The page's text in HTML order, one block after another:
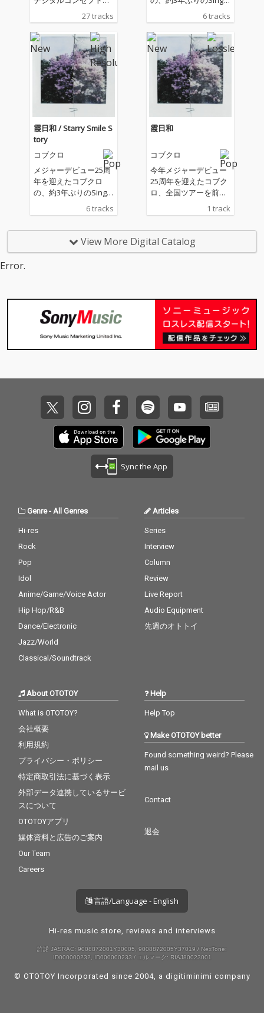
ルバム『―花たちの詩
―KOBUKURO Concept
Album』
27 tracks
リリースは、Double A
-Side Single。 全国ツ
アーを前に制作された
新曲「霞日和」は、大
切な人と歩んだ日々の
記憶と今日までを辿る
喪失感を描いたコブク
ロらしい渾身のバラー
ド。 JR西日本グループ
CMソングとして放映中
の「Starry Smile Stor
y」。 さらに、カップ
表現で、男女のやり取
りを描いた新曲「Mes
sage Card」を収録し
た豪華3曲入り。
6 tracks
霞日和 / Starry Smile S
tory
コブクロ
メジャーデビュー25周
年を迎えたコブクロ
の、約3年ぶりのSingle
リリースは、Double A
-Side Single。 全国ツ
新曲「霞日和」は、大
切な人と歩んだ日々の
の「Starry Smile Stor
y」。 さらに、カップ
リングには、日常的な
表現で、男女のやり取
6 tracks
霞日和
コブクロ
今年メジャーデビュー
25周年を迎えたコブク
ロ、全国ツアーを前に
制作された新曲「霞日
和」は、大切な人と歩
までを辿る喪失感を描
いたコブクロらしい渾
1 track
View More Digital Catalog
Error.
Sync the App
Genre- All Genres
Hi-res
Rock
Pop
Idol
Anime/Game/Voice Actor
Hip Hop/R&B
Dance/Electronic
Jazz/World
Classical/Soundtrack
Articles
Series
Interview
Column
Review
Live Report
Audio Equipment
先週のオトトイ
About OTOTOY
What is OTOTOY?
会社概要
利用規約
プライバシー・ポリシー
特定商取引法に基づく表示
外部データ連携しているサービ
スについて
OTOTOYアプリ
媒体資料と広告のご案内
Our Team
Careers
Help
Help Top
Make OTOTOY better
Found something weird? Please
mail us
Contact
退会
言語/Language - English
Hi-res music store, reviews and interviews
許諾 JASRAC: 9008872001Y30005, 9008872005Y37019 / NexTone:
ID000000232, ID000000233 / エルマーク: RIAJ80023001
© OTOTOY Incorporated since 2004, a digitiminimi company